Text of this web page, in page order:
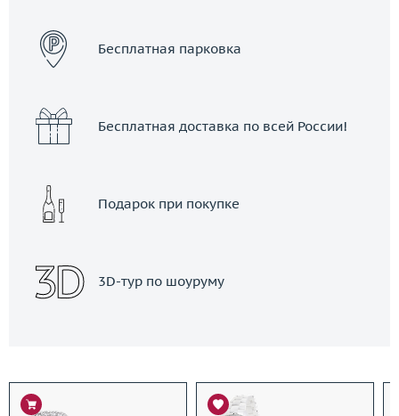
Бесплатная парковка
Бесплатная доставка по всей России!
Подарок при покупке
3D-тур по шоуруму